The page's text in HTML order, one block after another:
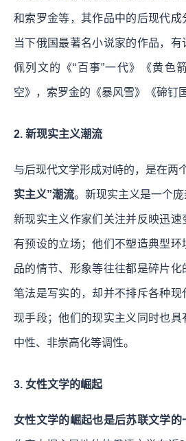
和索罗金等，其作品中的后现代成
当下俄国最著名小说家的作品，有
佩列文的《“百事”一代》《黄色
空》，索罗金的《暴风雪》《碲钉
2. 新现实主义潮流
与后现代文学形成对峙的，是在两
实主义”潮流。新现实主义是一个庞
新现实主义作家们关注并反映迅
有预设的立场；他们不塑造典型
品的情节、形象等往往都是碎片
笔法是写实的，却并不排斥各种现
现手段；他们的现实主义同时也
中性、非崇高化等调性。
3. 女性文学的崛起
女性文学的崛起也是后苏联文学的